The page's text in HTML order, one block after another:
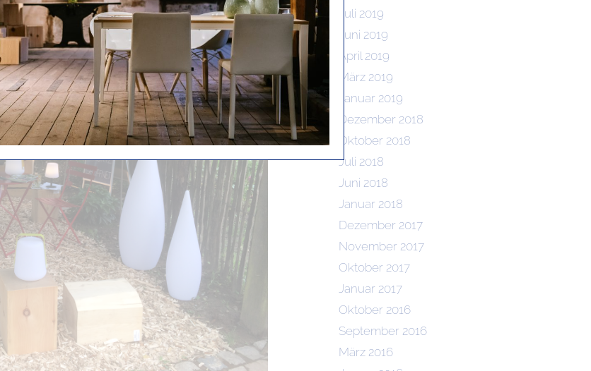
Juli 2019
Juni 2019
April 2019
März 2019
Januar 2019
Dezember 2018
Oktober 2018
Juli 2018
Juni 2018
Januar 2018
Dezember 2017
November 2017
Oktober 2017
Januar 2017
Oktober 2016
September 2016
März 2016